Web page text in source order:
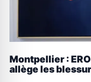
Montpellier :
allège les